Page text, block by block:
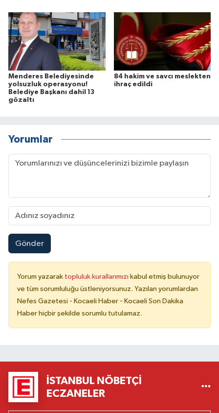
Menderes Belediyesinde
yolsuzluk operasyonu!
Belediye Başkanı dahil 13
gözaltı
84 hakim ve savcı meslekten
ihraç edildi
Yorumlar
Gönder
Yorum yazarak topluluk kurallarımızı kabul etmiş bulunuyor
ve tüm sorumluluğu üstleniyorsunuz. Yazılan yorumlardan
Nefes Gazetesi - Kocaeli Haber - Kocaeli Son Dakika
Haber hiçbir şekilde sorumlu tutulamaz.
İSTANBUL NÖBETÇI
ECZANELER